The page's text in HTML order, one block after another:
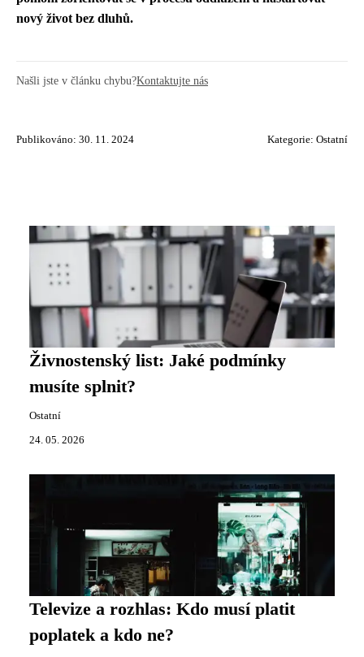
nový život bez dluhů.
Našli jste v článku chybu?Kontaktujte nás
Publikováno: 30. 11. 2024 Kategorie: Ostatní
Živnostenský list: Jaké podmínky
musíte splnit?
Ostatní
24. 05. 2026
Televize a rozhlas: Kdo musí platit
poplatek a kdo ne?